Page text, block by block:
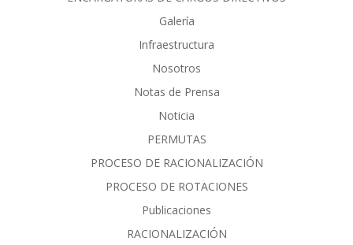
Galería
Infraestructura
Nosotros
Notas de Prensa
Noticia
PERMUTAS
PROCESO DE RACIONALIZACIÓN
PROCESO DE ROTACIONES
Publicaciones
RACIONALIZACIÓN